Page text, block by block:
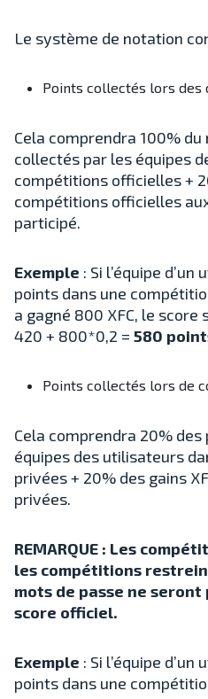
Le système de notation
Points collectés lors
Cela comprendra 100%
collectés par les équipes
compétitions officielles +
compétitions officielles
participé.
Exemple : Si l’équipe
points dans une
a gagné 800 XFC, le score
420 + 800*0,2 = 580
Points collectés lors de
Cela comprendra 20%
équipes des utilisateurs
privées + 20% des gains
privées.
REMARQUE : Les
les compétitions
mots de passe ne
score officiel.
Exemple : Si l’équipe
points dans une